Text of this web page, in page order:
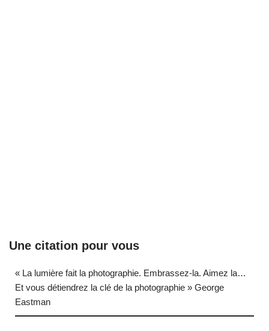
Une citation pour vous
« La lumière fait la photographie. Embrassez-la. Aimez la…
Et vous détiendrez la clé de la photographie » George
Eastman